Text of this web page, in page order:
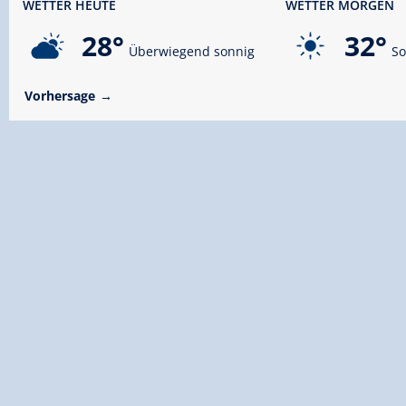
WETTER HEUTE
28° Überwiegend sonnig
WETTER MORGEN
32°
Vorhersage